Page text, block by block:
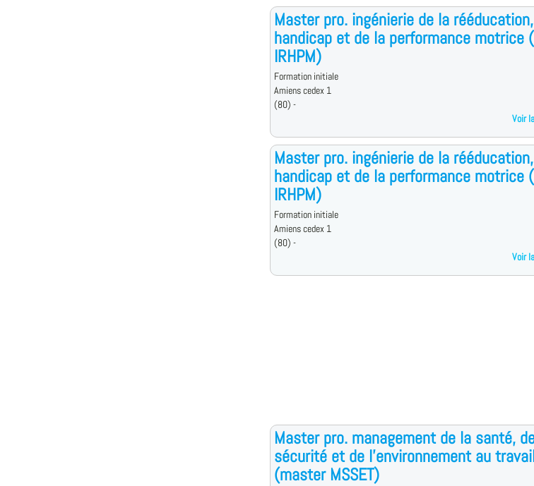
Master pro. ingénierie de la
handicap et de la performance motrice
IRHPM)
Formation initiale
Amiens cedex 1
(80) -
Voir
Master pro. ingénierie de la
handicap et de la performance motrice
IRHPM)
Formation initiale
Amiens cedex 1
(80) -
Voir
Master pro. management de la santé,
sécurité et de l'environnement au
(master MSSET)